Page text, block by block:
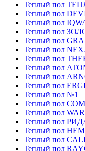
Теплый пол
Теплый пол
Теплый пол
Теплый пол
Теплый пол
Теплый пол
Теплый пол
Теплый пол
Теплый пол
Теплый пол
Теплый пол №1
Теплый пол
Теплый пол
Теплый пол
Теплый пол
Теплый пол
Теплый пол